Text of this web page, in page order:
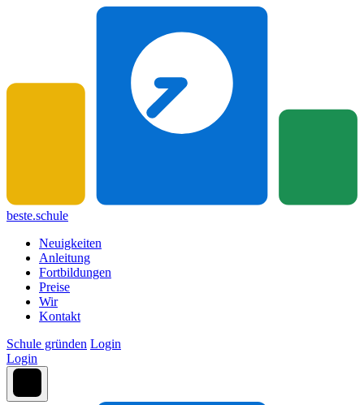
beste.schule
Neuigkeiten
Anleitung
Fortbildungen
Preise
Wir
Kontakt
Schule gründen Login
Login